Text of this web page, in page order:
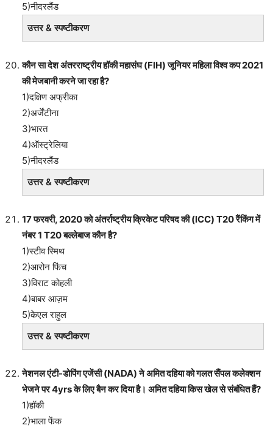
5)नीदरलैंड
उत्तर & स्पष्टीकरण
कौन सा देश अंतरराष्ट्रीय हॉकी महासंघ (FIH) जूनियर महिला विश्व कप 2021
की मेजबानी करने जा रहा है?
1)दक्षिण अफ्रीका
2)अर्जेंटीना
3)भारत
4)ऑस्ट्रेलिया
5)नीदरलैंड
उत्तर & स्पष्टीकरण
17 फरवरी, 2020 को अंतर्राष्ट्रीय क्रिकेट परिषद की (ICC) T20 रैंकिंग में
नंबर 1 T20 बल्लेबाज कौन है?
1)स्टीव स्मिथ
2)आरोन फिंच
3)विराट कोहली
4)बाबर आज़म
5)केएल राहुल
उत्तर & स्पष्टीकरण
नेशनल एंटी-डोपिंग एजेंसी (NADA) ने अमित दहिया को गलत सैंपल कलेक्शन
भेजने पर 4yrs के लिए बैन कर दिया है। अमित दहिया किस खेल से संबंधित हैं?
1)हॉकी
2)भाला फेंक